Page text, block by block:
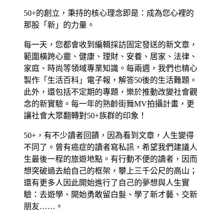
50+的創立，秉持的核心理念即是：成為您心裡的
那股「新」的力量。
每一天，您都會收到編輯採訪固定發送的新文章，
範圍橫跨心靈、健康、理財、安養、居家、法律、
家庭、時尚等領域專業知識。每兩週，我們也精心
製作「生活百科」電子報，解答50後的生活難題。
此外，還包括不定期的專題，樂於推動改變社會觀
念的新實驗。每一年的熟齡街舞MV拍攝計畫，更
讓社會大眾翻轉對50+族群的印象！
50+，有不少讀者回饋，因為看到文章，人生變得
不同了。曾有癌症的讀者寫私訊，希望我們建議人
生最後一程的旅遊地點。有行動不便的讀者，因而
想突破過去給自己的框架，攀上三千公尺的高山；
還有更多人因此開始進行了自己的夢想與人生實
驗：去遊學、開始勇敢留白髮、學了新才藝、交新
朋友……。